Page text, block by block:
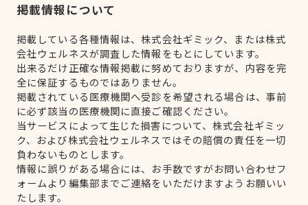
掲載情報について
掲載している各種情報は、株式会社ギミック、または株式
会社ウェルネスが調査した情報をもとにしています。
出来るだけ正確な情報掲載に努めておりますが、内容を完
全に保証するものではありません。
掲載されている医療機関へ受診を希望される場合は、事前
に必ず該当の医療機関に直接ご確認ください。
当サービスによって生じた損害について、株式会社ギミッ
ク、および株式会社ウェルネスではその賠償の責任を一切
負わないものとします。
情報に誤りがある場合には、お手数ですがお問い合わせフ
ォームより編集部までご連絡をいただけますようお願いい
たします。